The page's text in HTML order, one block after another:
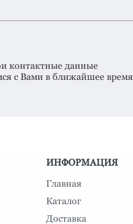
контактные данные
с Вами в ближайшее время
ИНФОРМАЦИЯ
Главная
Каталог
Доставка